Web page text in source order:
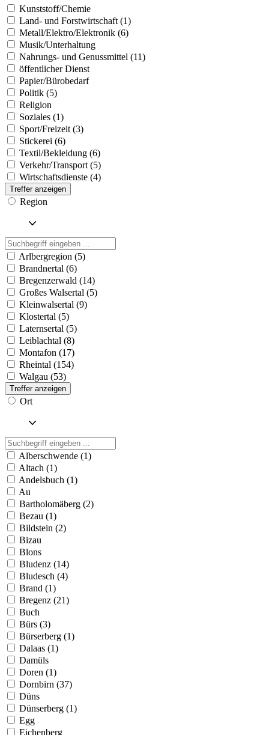
Kunststoff/Chemie
Land- und Forstwirtschaft (1)
Metall/Elektro/Elektronik (6)
Musik/Unterhaltung
Nahrungs- und Genussmittel (11)
öffentlicher Dienst
Papier/Bürobedarf
Politik (5)
Religion
Soziales (1)
Sport/Freizeit (3)
Stickerei (6)
Textil/Bekleidung (6)
Verkehr/Transport (5)
Wirtschaftsdienste (4)
Treffer anzeigen
Region
Arlbergregion (5)
Brandnertal (6)
Bregenzerwald (14)
Großes Walsertal (5)
Kleinwalsertal (9)
Klostertal (5)
Laternsertal (5)
Leiblachtal (8)
Montafon (17)
Rheintal (154)
Walgau (53)
Treffer anzeigen
Ort
Alberschwende (1)
Altach (1)
Andelsbuch (1)
Au
Bartholomäberg (2)
Bezau (1)
Bildstein (2)
Bizau
Blons
Bludenz (14)
Bludesch (4)
Brand (1)
Bregenz (21)
Buch
Bürs (3)
Bürserberg (1)
Dalaas (1)
Damüls
Doren (1)
Dornbirn (37)
Düns
Dünserberg (1)
Egg
Eichenberg